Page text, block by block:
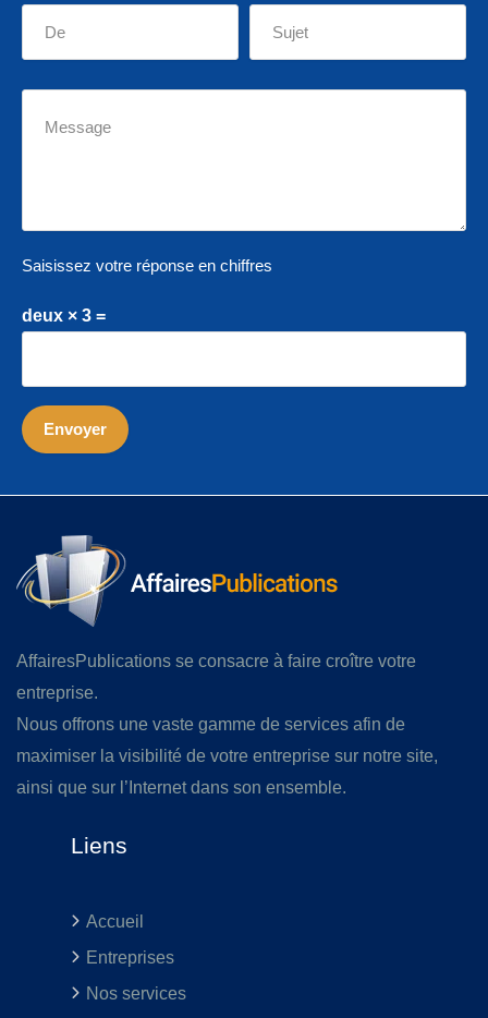
Saisissez votre réponse en chiffres
deux × 3 =
AffairesPublications se consacre à faire croître votre
entreprise.
Nous offrons une vaste gamme de services afin de
maximiser la visibilité de votre entreprise sur notre site,
ainsi que sur l’Internet dans son ensemble.
Liens
Accueil
Entreprises
Nos services